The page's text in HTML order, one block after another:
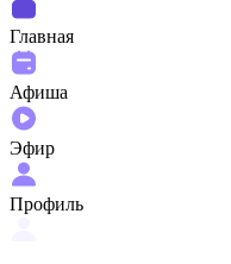
Главная
Афиша
Эфир
Профиль